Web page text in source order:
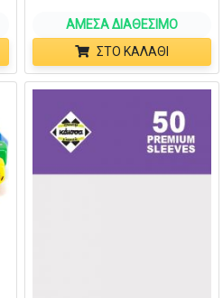
ΆΜΕΣΑ ΔΙΑΘΈΣΙΜΟ
ΣΤΟ ΚΑΛΆΘΙ